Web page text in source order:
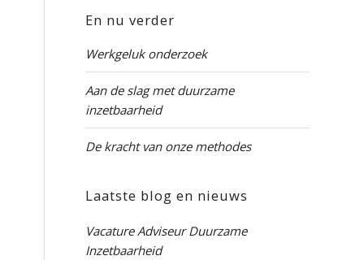
En nu verder
Werkgeluk onderzoek
Aan de slag met duurzame
inzetbaarheid
De kracht van onze methodes
Laatste blog en nieuws
Vacature Adviseur Duurzame
Inzetbaarheid